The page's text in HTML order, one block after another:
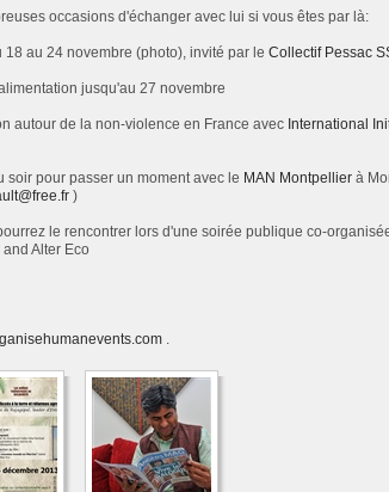
occasions d'échanger avec lui si vous êtes par là:
au 24 novembre (photo), invité par le Collectif Pessac
jusqu'au 27 novembre
autour de la non-violence en France avec International
pour passer un moment avec le MAN Montpellier à
)
le rencontrer lors d'une soirée publique co-
and Alter Eco
.